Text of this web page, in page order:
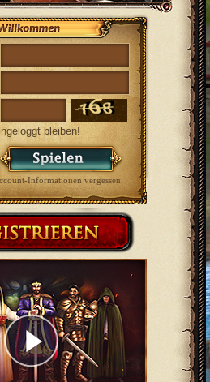
bleiben!
Informationen vergessen.